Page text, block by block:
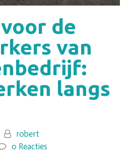
de
van
langs
robert
0 Reacties